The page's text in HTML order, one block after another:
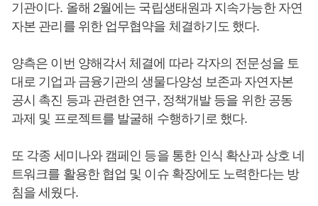
기관이다. 올해 2월에는 국립생태원과 지속가능한 자연
자본 관리를 위한 업무협약을 체결하기도 했다.
양측은 이번 양해각서 체결에 따라 각자의 전문성을 토
대로 기업과 금융기관의 생물다양성 보존과 자연자본
공시 촉진 등과 관련한 연구, 정책개발 등을 위한 공동
과제 및 프로젝트를 발굴해 수행하기로 했다.
또 각종 세미나와 캠페인 등을 통한 인식 확산과 상호 네
트워크를 활용한 협업 및 이슈 확장에도 노력한다는 방
침을 세웠다.